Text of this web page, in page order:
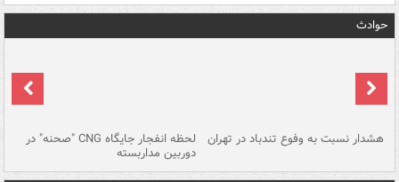
حوادث
هشدار نسبت به وفوع تندباد در تهران لحظه انفجار جایگاه CNG "صحنه" در
دوربین مداربسته